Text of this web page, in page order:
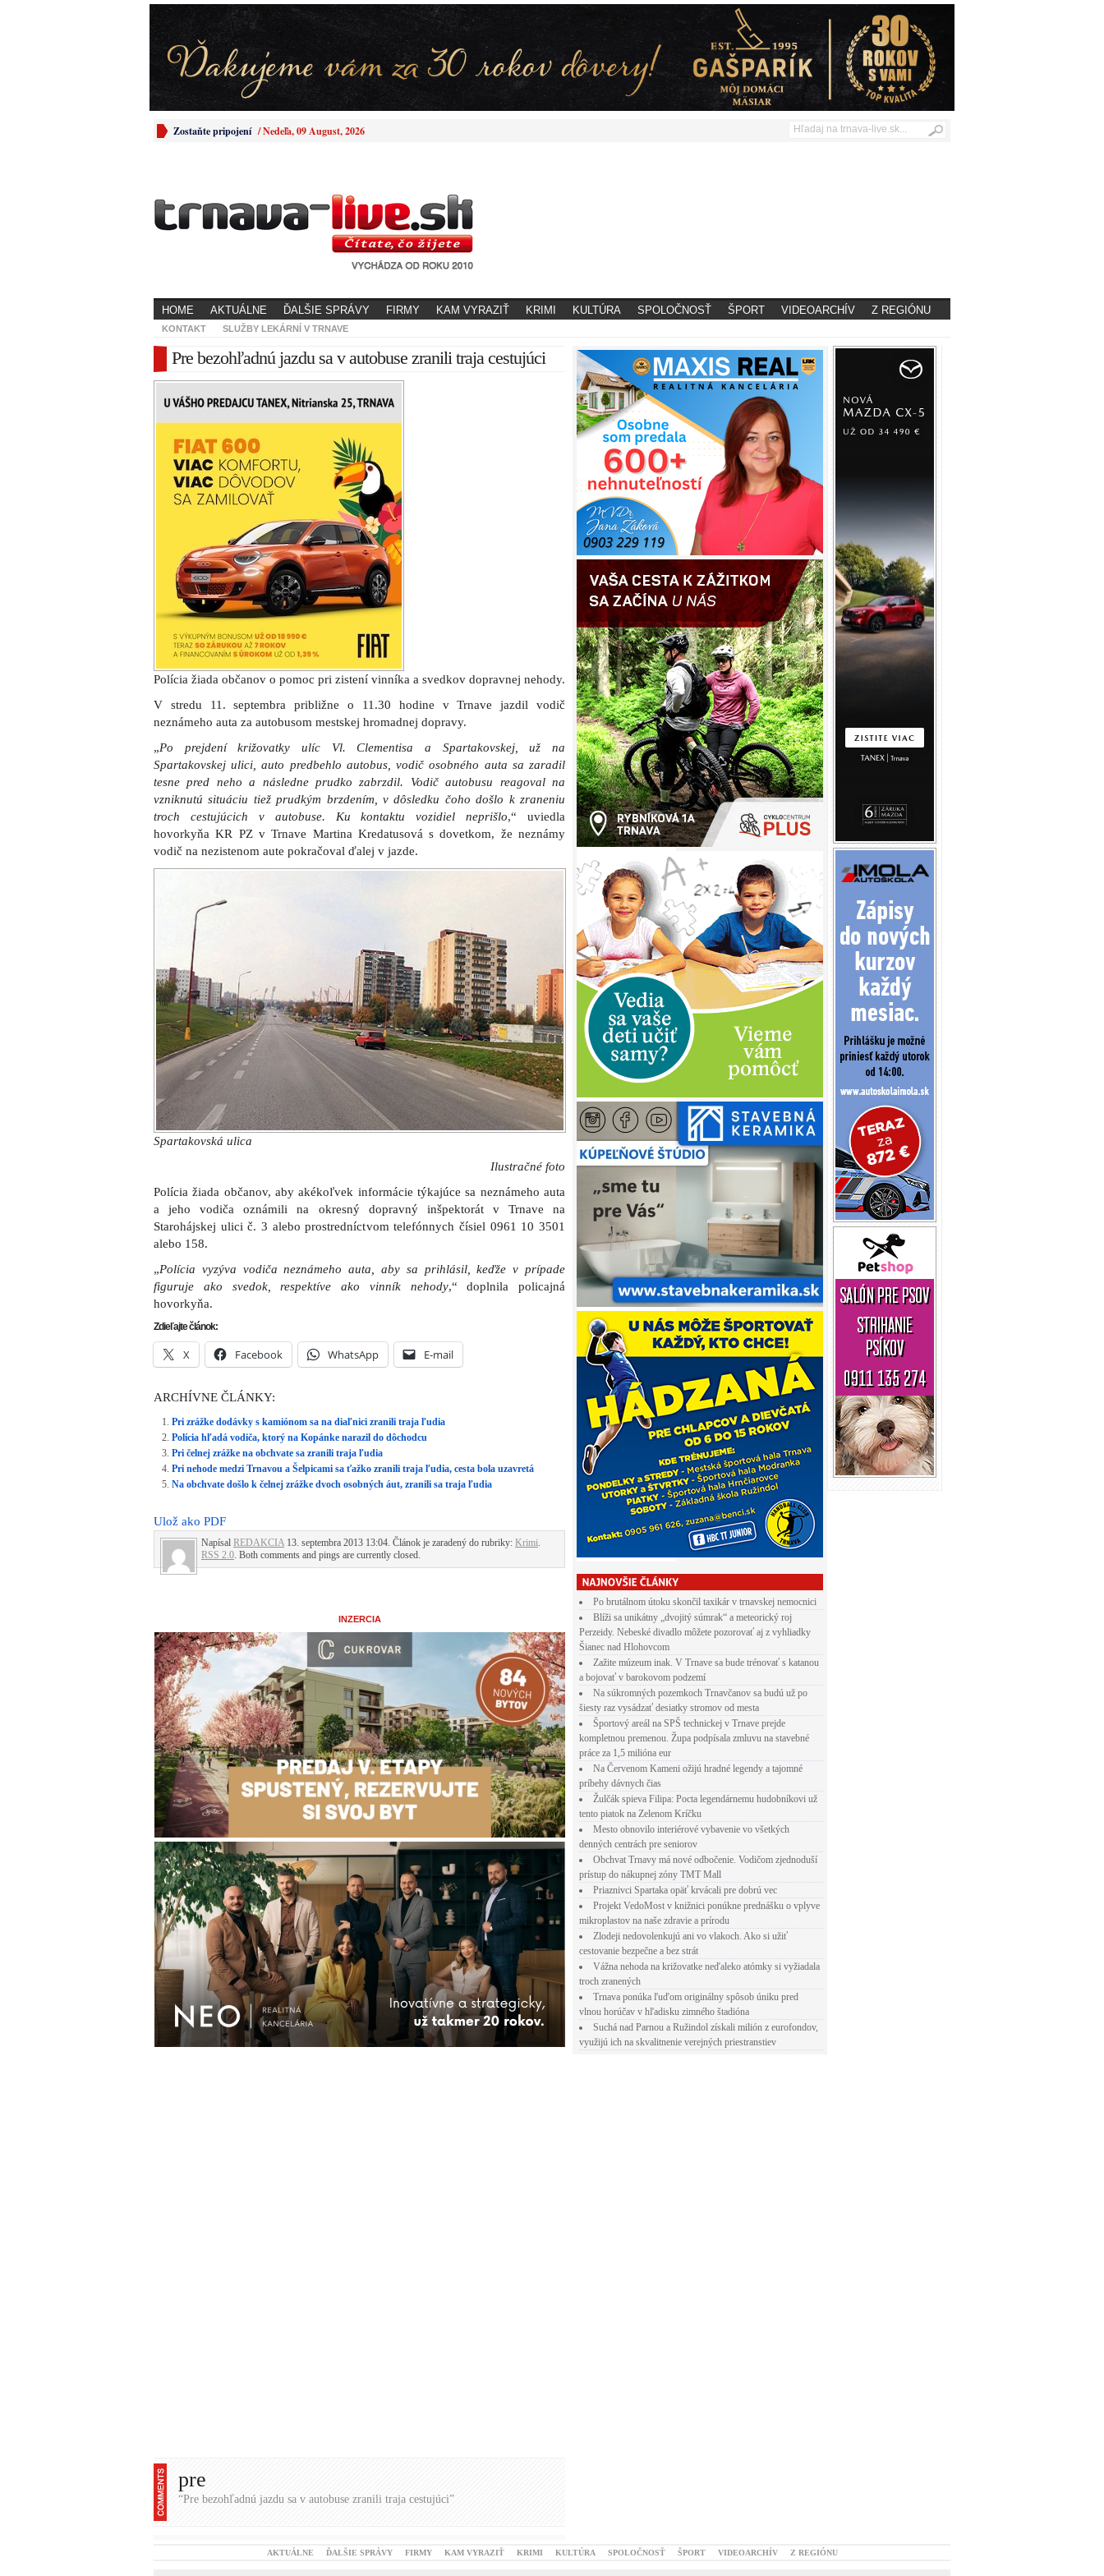
Zostaňte pripojení /Nedeľa, 09 August, 2026
HOME AKTUÁLNE ĎALŠIE SPRÁVY FIRMY KAM VYRAZIŤ KRIMI KULTÚRA SPOLOČNOSŤ ŠPORT VIDEOARCHÍV Z REGIÓNU
KONTAKT SLUŽBY LEKÁRNÍ V TRNAVE
Pre bezohľadnú jazdu sa v autobuse zranili traja cestujúci
Polícia žiada občanov o pomoc pri zistení vinníka a svedkov dopravnej nehody.
V stredu 11. septembra približne o 11.30 hodine v Trnave jazdil vodič
neznámeho auta za autobusom mestskej hromadnej dopravy.
„Po prejdení križovatky ulíc Vl. Clementisa a Spartakovskej, už na
Spartakovskej ulici, auto predbehlo autobus, vodič osobného auta sa zaradil
tesne pred neho a následne prudko zabrzdil. Vodič autobusu reagoval na
vzniknutú situáciu tiež prudkým brzdením, v dôsledku čoho došlo k zraneniu
troch cestujúcich v autobuse. Ku kontaktu vozidiel neprišlo,“ uviedla
hovorkyňa KR PZ v Trnave Martina Kredatusová s dovetkom, že neznámy
vodič na nezistenom aute pokračoval ďalej v jazde.
Spartakovská ulica
Ilustračné foto
Polícia žiada občanov, aby akékoľvek informácie týkajúce sa neznámeho auta
a jeho vodiča oznámili na okresný dopravný inšpektorát v Trnave na
Starohájskej ulici č. 3 alebo prostredníctvom telefónnych čísiel 0961 10 3501
alebo 158.
„Polícia vyzýva vodiča neznámeho auta, aby sa prihlásil, keďže v prípade
figuruje ako svedok, respektíve ako vinník nehody,“ doplnila policajná
hovorkyňa.
Zdieľajte článok:
X Facebook WhatsApp E-mail
ARCHÍVNE ČLÁNKY:
Pri zrážke dodávky s kamiónom sa na diaľnici zranili traja ľudia
Polícia hľadá vodiča, ktorý na Kopánke narazil do dôchodcu
Pri čelnej zrážke na obchvate sa zranili traja ľudia
Pri nehode medzi Trnavou a Šelpicami sa ťažko zranili traja ľudia, cesta bola uzavretá
Na obchvate došlo k čelnej zrážke dvoch osobných áut, zranili sa traja ľudia
Ulož ako PDF
Napísal REDAKCIA 13. septembra 2013 13:04. Článok je zaradený do rubriky: Krimi.
RSS 2.0. Both comments and pings are currently closed.
INZERCIA
pre
“Pre bezohľadnú jazdu sa v autobuse zranili traja cestujúci”
Po brutálnom útoku skončil taxikár v trnavskej nemocnici
Blíži sa unikátny „dvojitý súmrak“ a meteorický roj
Perzeidy. Nebeské divadlo môžete pozorovať aj z vyhliadky
Šianec nad Hlohovcom
Zažite múzeum inak. V Trnave sa bude trénovať s katanou
a bojovať v barokovom podzemí
Na súkromných pozemkoch Trnavčanov sa budú už po
šiesty raz vysádzať desiatky stromov od mesta
Športový areál na SPŠ technickej v Trnave prejde
kompletnou premenou. Župa podpísala zmluvu na stavebné
práce za 1,5 milióna eur
Na Červenom Kameni ožijú hradné legendy a tajomné
príbehy dávnych čias
Žulčák spieva Filipa: Pocta legendárnemu hudobníkovi už
tento piatok na Zelenom Kríčku
Mesto obnovilo interiérové vybavenie vo všetkých
denných centrách pre seniorov
Obchvat Trnavy má nové odbočenie. Vodičom zjednoduší
prístup do nákupnej zóny TMT Mall
Priaznivci Spartaka opäť krvácali pre dobrú vec
Projekt VedoMost v knižnici ponúkne prednášku o vplyve
mikroplastov na naše zdravie a prírodu
Zlodeji nedovolenkujú ani vo vlakoch. Ako si užiť
cestovanie bezpečne a bez strát
Vážna nehoda na križovatke neďaleko atómky si vyžiadala
troch zranených
Trnava ponúka ľuďom originálny spôsob úniku pred
vlnou horúčav v hľadisku zimného štadióna
Suchá nad Parnou a Ružindol získali milión z eurofondov,
využijú ich na skvalitnenie verejných priestranstiev
AKTUÁLNE ĎALŠIE SPRÁVY FIRMY KAM VYRAZIŤ KRIMI KULTÚRA SPOLOČNOSŤ ŠPORT VIDEOARCHÍV Z REGIÓNU